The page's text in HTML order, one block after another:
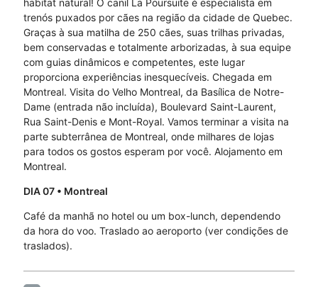
habitat natural! O canil La Poursuite é especialista em
trenós puxados por cães na região da cidade de Quebec.
Graças à sua matilha de 250 cães, suas trilhas privadas,
bem conservadas e totalmente arborizadas, à sua equipe
com guias dinâmicos e competentes, este lugar
proporciona experiências inesquecíveis. Chegada em
Montreal. Visita do Velho Montreal, da Basílica de Notre-
Dame (entrada não incluída), Boulevard Saint-Laurent,
Rua Saint-Denis e Mont-Royal. Vamos terminar a visita na
parte subterrânea de Montreal, onde milhares de lojas
para todos os gostos esperam por você. Alojamento em
Montreal.
DIA 07• Montreal
Café da manhã no hotel ou um box-lunch, dependendo
da hora do voo. Traslado ao aeroporto (ver condições de
traslados).